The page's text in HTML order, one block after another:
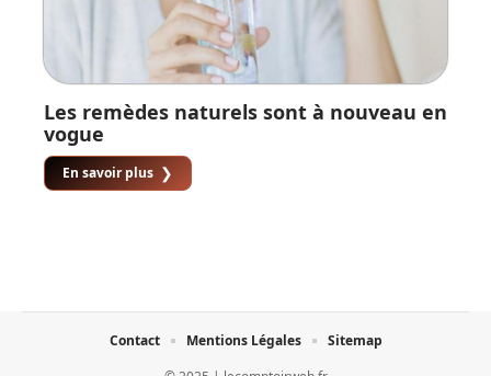
Les remèdes naturels sont à nouveau en
vogue
En savoir plus
Contact Mentions Légales Sitemap